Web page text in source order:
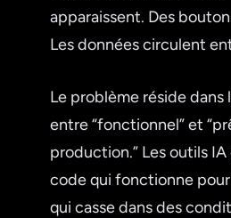
apparaissent. Des
Les données circulent
Le problème réside
entre “fonctionnel” et
production.” Les outils
code qui fonctionne
qui casse dans des